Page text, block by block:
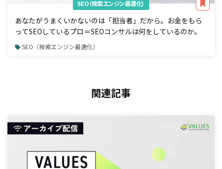
SEO（検索エンジン最適化）
あなたがうまくいかないのは「担当者」だから。お金をもら
ってSEOしているプロ＝SEOコンサルは何をしているのか。
SEO（検索エンジン最適化）
関連記事